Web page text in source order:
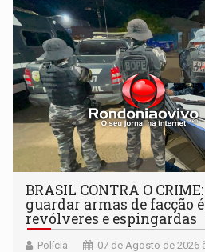
BRASIL CONTRA O
guardar armas de facção
revólveres e espingardas
Polícia 07 de Agosto de 2026